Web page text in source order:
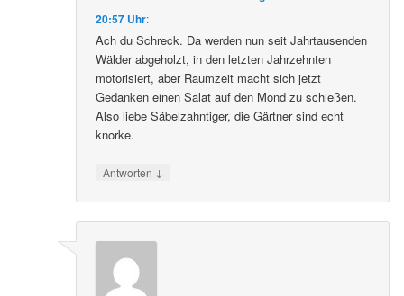
20:57 Uhr:
Ach du Schreck. Da werden nun seit Jahrtausenden
Wälder abgeholzt, in den letzten Jahrzehnten
motorisiert, aber Raumzeit macht sich jetzt
Gedanken einen Salat auf den Mond zu schießen.
Also liebe Säbelzahntiger, die Gärtner sind echt
knorke.
Antworten ↓